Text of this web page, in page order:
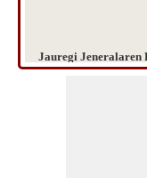
Jauregi Jeneralaren